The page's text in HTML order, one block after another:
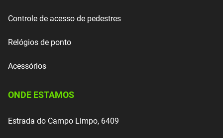
Controle de acesso de pedestres
Relógios de ponto
Acessórios
ONDE ESTAMOS
Estrada do Campo Limpo, 6409